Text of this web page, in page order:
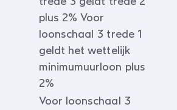
plus 2% Voor
loonschaal 3 trede 1
geldt het wettelijk
minimumuurloon plus
2%
Voor loonschaal 3